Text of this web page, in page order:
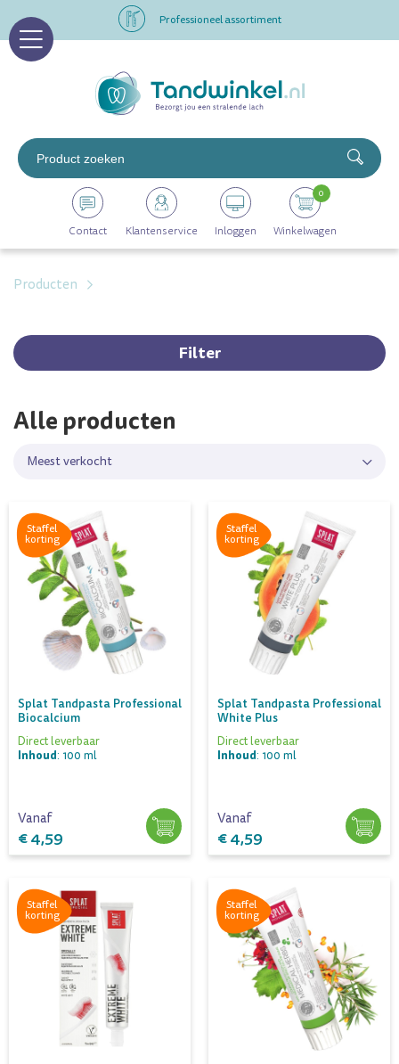
Professioneel assortiment
Op werkdagen voor 16.00 uur besteld, morgen in huis
Professioneel assortiment
Altijd op voorraad
Contact Klantenservice Inloggen Winkelwagen
0
Producten
Filter
Alle producten
Meest verkocht
Staffel
korting
Splat Tandpasta Professional
Biocalcium
Direct leverbaar
Inhoud: 100 ml
Vanaf
€ 4,59
Staffel
korting
Splat Tandpasta Professional
White Plus
Direct leverbaar
Inhoud: 100 ml
Vanaf
€ 4,59
Staffel
korting
Staffel
korting